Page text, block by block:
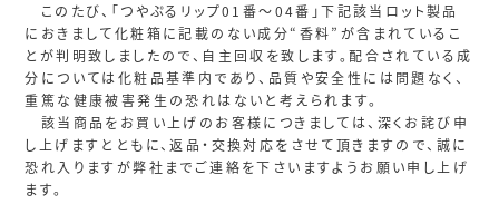
このたび、「つやぷるリップ01番～04番」下記該当ロット製品
におきまして化粧箱に記載のない成分“香料”が含まれているこ
とが判明致しましたので、自主回収を致します。配合されている成
分については化粧品基準内であり、品質や安全性には問題なく、
重篤な健康被害発生の恐れはないと考えられます。
該当商品をお買い上げのお客様につきましては、深くお詫び申
し上げますとともに、返品・交換対応をさせて頂きますので、誠に
恐れ入りますが弊社までご連絡を下さいますようお願い申し上げ
ます。